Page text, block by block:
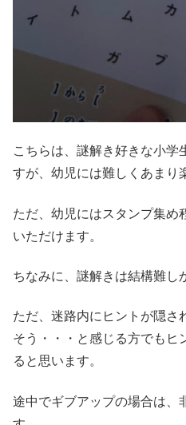
こちらは、謎解き好きな小学
すが、幼児には難しくあまり
ただ、幼児にはスタンプ集め
いただけます。
ちなみに、謎解きは結構難し
ただ、迷路内にヒントが隠さ
そう・・・と感じる方でもヒ
ると思います。
途中でギブアップの場合は、